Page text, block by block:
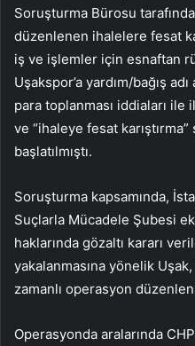
Soruşturma Bürosu
düzenlenen ihalelere fesat
iş ve işlemler için esnaftan
Uşakspor’a yardım/bağış
para toplanması iddiaları ile
ve “ihaleye fesat
başlatılmıştı.
Soruşturma kapsamında,
Suçlarla Mücadele Şubesi
haklarında gözaltı kararı
yakalanmasına yönelik
zamanlı operasyon
Operasyonda aralarında